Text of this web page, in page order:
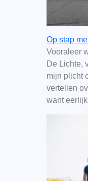
Op stap
Vooraleer
De Lichte,
mijn plicht
vertellen
want